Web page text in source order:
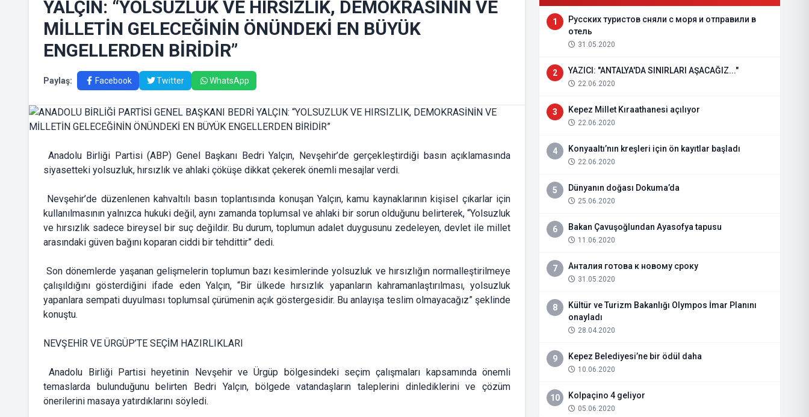
YALÇIN: “YOLSUZLUK VE HIRSIZLIK, DEMOKRASİNİN VE
MİLLETİN GELECEĞİNİN ÖNÜNDEKİ EN BÜYÜK
ENGELLERDEN BİRİDİR”
Paylaş: Facebook Twitter WhatsApp
Anadolu Birliği Partisi (ABP) Genel Başkanı Bedri Yalçın, Nevşehir’de gerçekleştirdiği basın açıklamasında
siyasetteki yolsuzluk, hırsızlık ve ahlaki çöküşe dikkat çekerek önemli mesajlar verdi.
Nevşehir’de düzenlenen kahvaltılı basın toplantısında konuşan Yalçın, kamu kaynaklarının kişisel çıkarlar için
kullanılmasının yalnızca hukuki değil, aynı zamanda toplumsal ve ahlaki bir sorun olduğunu belirterek, “Yolsuzluk
ve hırsızlık sadece bireysel bir suç değildir. Bu durum, toplumun adalet duygusunu zedeleyen, devlet ile millet
arasındaki güven bağını koparan ciddi bir tehdittir” dedi.
Son dönemlerde yaşanan gelişmelerin toplumun bazı kesimlerinde yolsuzluk ve hırsızlığın normalleştirilmeye
çalışıldığını gösterdiğini ifade eden Yalçın, “Bir ülkede hırsızlık yapanların kahramanlaştırılması, yolsuzluk
yapanlara sempati duyulması toplumsal çürümenin açık göstergesidir. Bu anlayışa teslim olmayacağız” şeklinde
konuştu.
NEVŞEHİR VE ÜRGÜP’TE SEÇİM HAZIRLIKLARI
Anadolu Birliği Partisi heyetinin Nevşehir ve Ürgüp bölgesindeki seçim çalışmaları kapsamında önemli
temaslarda bulunduğunu belirten Bedri Yalçın, bölgede vatandaşların taleplerini dinlediklerini ve çözüm
önerilerini masaya yatırdıklarını söyledi.
1
Русских туристов сняли с моря и отправили в
отель
31.05.2020
2 YAZICI: "ANTALYA'DA SINIRLARI AŞACAĞIZ..."
22.06.2020
3 Kepez Millet Kıraathanesi açılıyor
22.06.2020
4 Konyaaltı’nın kreşleri için ön kayıtlar başladı
22.06.2020
5 Dünyanın doğası Dokuma’da
25.06.2020
6 Bakan Çavuşoğlundan Ayasofya tapusu
11.06.2020
7 Анталия готова к новому сроку
31.05.2020
8
Kültür ve Turizm Bakanlığı Olympos İmar Planını
onayladı
28.04.2020
9 Kepez Belediyesi’ne bir ödül daha
10.06.2020
10 Kolpaçino 4 geliyor
05.06.2020